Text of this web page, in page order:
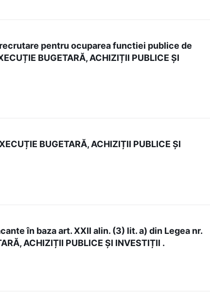
pentru ocuparea functiei publice de
BUGETARĂ, ACHIZIȚII PUBLICE ȘI
BUGETARĂ, ACHIZIȚII PUBLICE ȘI
în baza art. XXII alin. (3) lit. a) din Legea nr.
ACHIZIȚII PUBLICE ȘI INVESTIȚII .